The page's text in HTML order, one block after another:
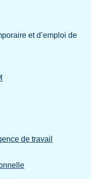
et d’emploi de
de travail